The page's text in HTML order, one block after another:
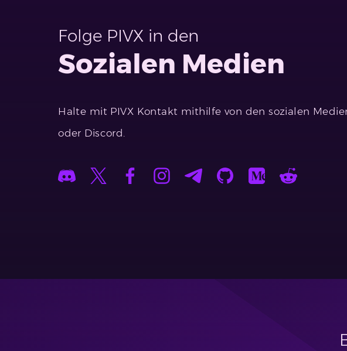
Folge PIVX in den
Sozialen Medien
Halte mit PIVX Kontakt mithilfe von den sozialen
oder Discord.